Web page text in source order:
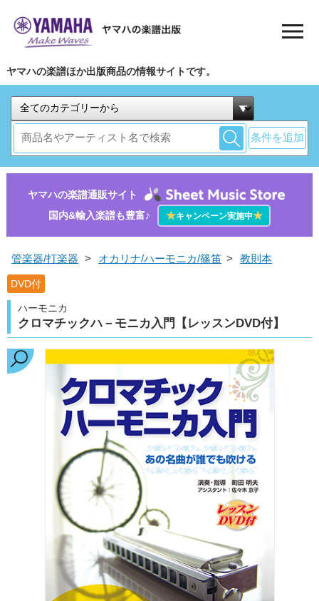
ヤマハの楽譜ほか出版商品の情報サイトです。
条件を追加
ヤマハの楽譜通販サイト
国内&輸入楽譜も豊富♪
★キャンペーン実施中★
管楽器/打楽器 > オカリナ/ハーモニカ/篠笛 > 教則本
DVD付
ハーモニカ
クロマチックハ－モニカ入門【レッスンDVD付】